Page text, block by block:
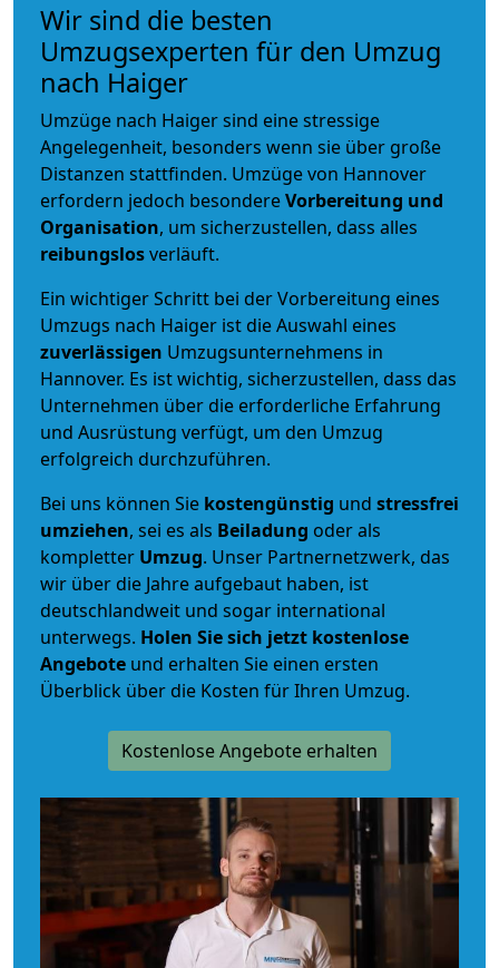
Wir sind die besten
Umzugsexperten für den Umzug
nach Haiger
Umzüge nach Haiger sind eine stressige
Angelegenheit, besonders wenn sie über große
Distanzen stattfinden. Umzüge von Hannover
erfordern jedoch besondereVorbereitung und
Organisation, um sicherzustellen, dass alles
reibungslosverläuft.
Ein wichtiger Schritt bei der Vorbereitung eines
Umzugs nach Haiger ist die Auswahl eines
zuverlässigen Umzugsunternehmens in
Hannover. Es ist wichtig, sicherzustellen, dass das
Unternehmen über die erforderliche Erfahrung
und Ausrüstung verfügt, um den Umzug
erfolgreich durchzuführen.
Bei uns können Sie kostengünstig und stressfrei
umziehen, sei es als Beiladung oder als
kompletter Umzug. Unser Partnernetzwerk, das
wir über die Jahre aufgebaut haben, ist
deutschlandweit und sogar international
unterwegs. Holen Sie sich jetzt kostenlose
Angebote und erhalten Sie einen ersten
Überblick über die Kosten für Ihren Umzug.
Kostenlose Angebote erhalten